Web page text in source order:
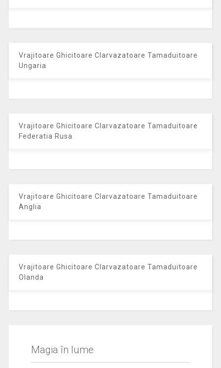
Vrajitoare Ghicitoare Clarvazatoare Tamaduitoare
Ungaria
Vrajitoare Ghicitoare Clarvazatoare Tamaduitoare
Federatia Rusa
Vrajitoare Ghicitoare Clarvazatoare Tamaduitoare
Anglia
Vrajitoare Ghicitoare Clarvazatoare Tamaduitoare
Olanda
Magia în lume